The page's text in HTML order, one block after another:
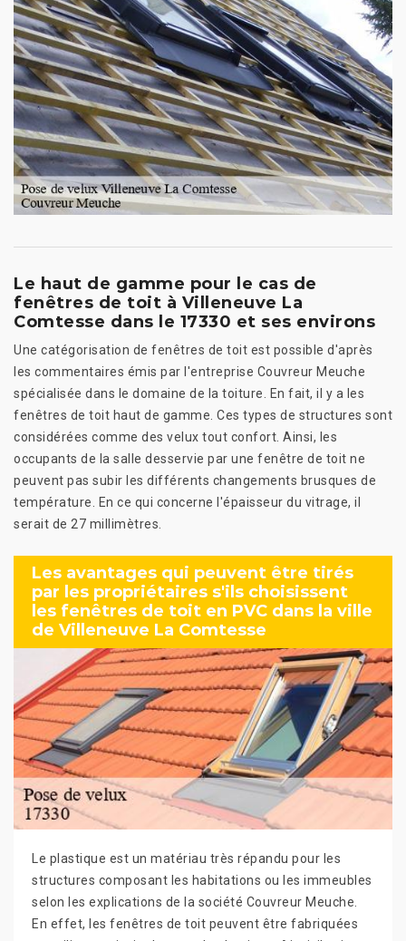
Le haut de gamme pour le cas de
fenêtres de toit à Villeneuve La
Comtesse dans le 17330 et ses environs
Une catégorisation de fenêtres de toit est possible d'après
les commentaires émis par l'entreprise Couvreur Meuche
spécialisée dans le domaine de la toiture. En fait, il y a les
fenêtres de toit haut de gamme. Ces types de structures sont
considérées comme des velux tout confort. Ainsi, les
occupants de la salle desservie par une fenêtre de toit ne
peuvent pas subir les différents changements brusques de
température. En ce qui concerne l'épaisseur du vitrage, il
serait de 27 millimètres.
Les avantages qui peuvent être tirés
par les propriétaires s'ils choisissent
les fenêtres de toit en PVC dans la ville
de Villeneuve La Comtesse
Le plastique est un matériau très répandu pour les
structures composant les habitations ou les immeubles
selon les explications de la société Couvreur Meuche.
En effet, les fenêtres de toit peuvent être fabriquées